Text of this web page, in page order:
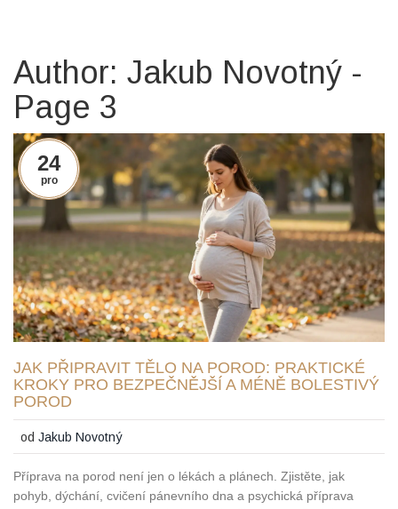
Author: Jakub Novotný -
Page 3
24
pro
JAK PŘIPRAVIT TĚLO NA POROD: PRAKTICKÉ
KROKY PRO BEZPEČNĚJŠÍ A MÉNĚ BOLESTIVÝ
POROD
odJakub Novotný
Příprava na porod není jen o lékách a plánech. Zjistěte, jak
pohyb, dýchání, cvičení pánevního dna a psychická příprava